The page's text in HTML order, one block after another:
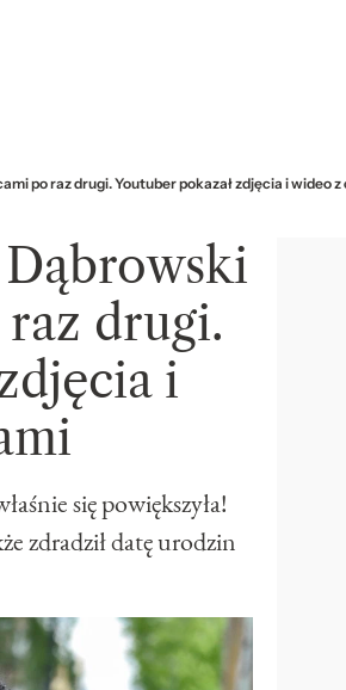
po raz drugi. Youtuber pokazał zdjęcia i wideo
drugi.
i
się powiększyła!
zdradził datę urodzin